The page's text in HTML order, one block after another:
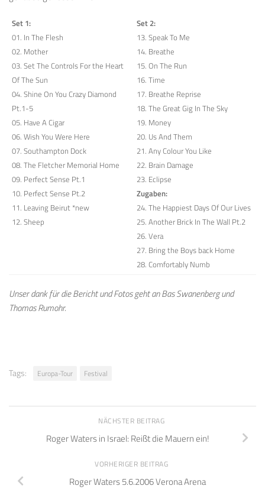
Set 1:
01. In The Flesh
02. Mother
03. Set The Controls For the Heart
Of The Sun
04. Shine On You Crazy Diamond
Pt.1-5
05. Have A Cigar
06. Wish You Were Here
07. Southampton Dock
08. The Fletcher Memorial Home
09. Perfect Sense Pt.1
10. Perfect Sense Pt.2
11. Leaving Beirut *new
12. Sheep
Set 2:
13. Speak To Me
14. Breathe
15. On The Run
16. Time
17. Breathe Reprise
18. The Great Gig In The Sky
19. Money
20. Us And Them
21. Any Colour You Like
22. Brain Damage
23. Eclipse
Zugaben:
24. The Happiest Days Of Our Lives
25. Another Brick In The Wall Pt.2
26. Vera
27. Bring the Boys back Home
28. Comfortably Numb
Unser dank für die Bericht und Fotos geht an Bas Swanenberg und
Thomas Rumohr.
Tags: Europa-Tour Festival
NÄCHSTER BEITRAG
Roger Waters in Israel: Reißt die Mauern ein!
VORHERIGER BEITRAG
Roger Waters 5.6.2006 Verona Arena